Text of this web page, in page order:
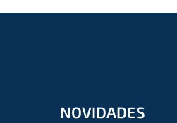
NOVIDADES